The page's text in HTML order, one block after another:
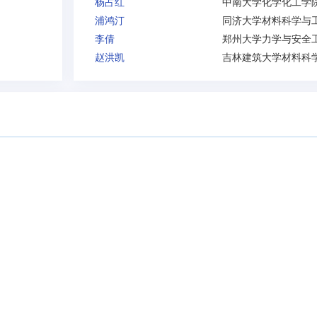
浦鸿汀
李倩
赵洪凯